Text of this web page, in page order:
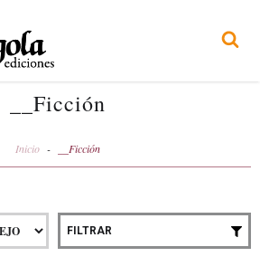
__Ficción
Inicio - __Ficción
FILTRAR